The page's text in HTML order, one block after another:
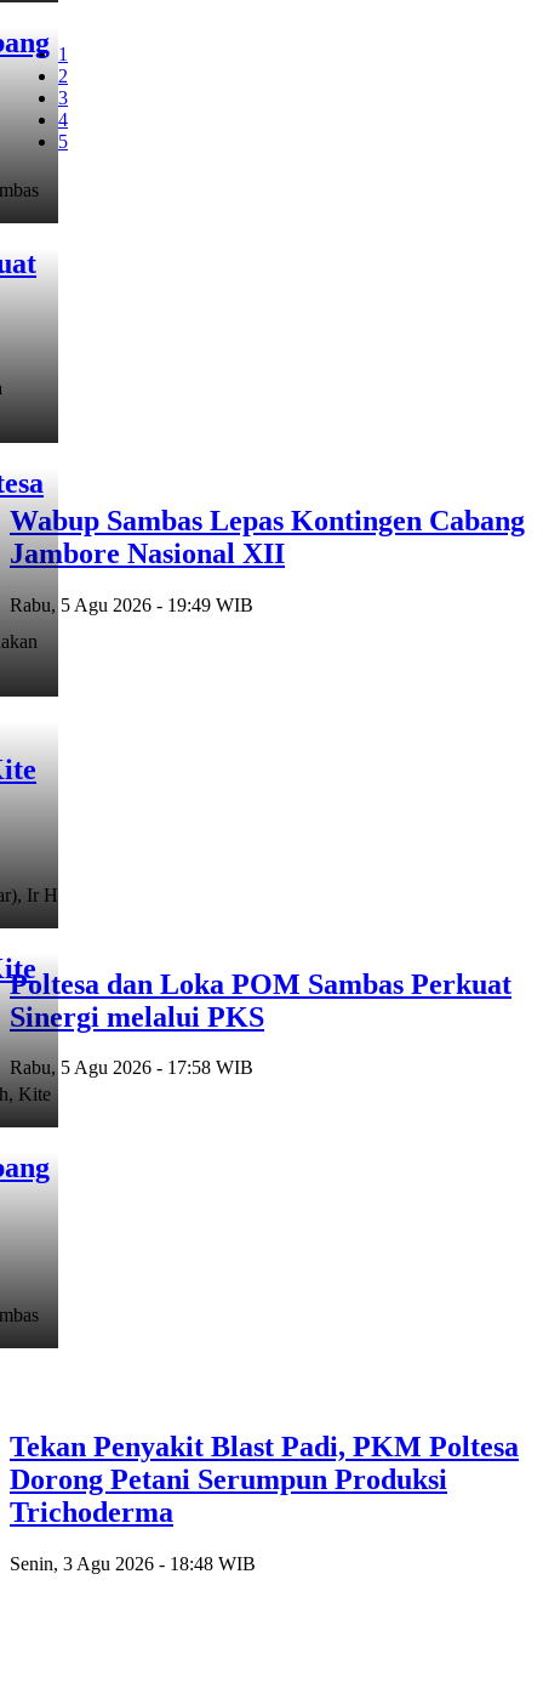
Ir H
Kite
1
2
3
4
5
Wabup Sambas Lepas Kontingen Cabang
Jambore Nasional XII
Rabu, 5 Agu 2026 - 19:49 WIB
Poltesa dan Loka POM Sambas Perkuat
Sinergi melalui PKS
Rabu, 5 Agu 2026 - 17:58 WIB
Tekan Penyakit Blast Padi, PKM Poltesa
Dorong Petani Serumpun Produksi
Trichoderma
Senin, 3 Agu 2026 - 18:48 WIB